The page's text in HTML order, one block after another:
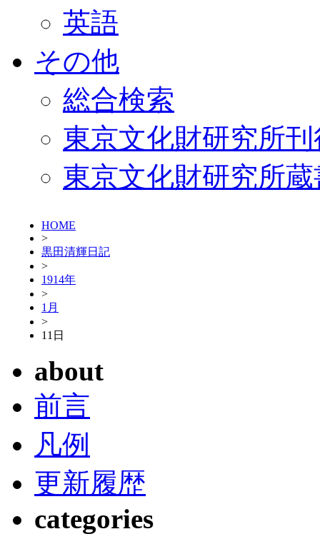
英語
その他
総合検索
東京文化財研究所
東京文化財研究所
HOME
>
黒田清輝日記
>
1914年
>
1月
>
11日
about
前言
凡例
更新履歴
categories